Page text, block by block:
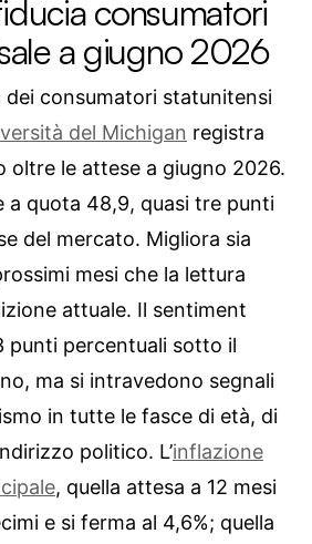
consumatori
a giugno 2026
dei consumatori statunitensi
del Michigan registra
oltre le attese a giugno 2026.
a quota 48,9, quasi tre punti
del mercato. Migliora sia
mesi che la lettura
attuale. Il sentiment
punti percentuali sotto il
ma si intravedono segnali
in tutte le fasce di età, di
politico. L’inflazione
, quella attesa a 12 mesi
e si ferma al 4,6%; quella